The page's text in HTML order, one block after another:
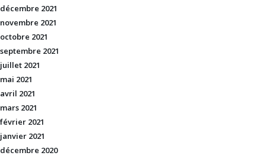
décembre 2021
novembre 2021
octobre 2021
septembre 2021
juillet 2021
mai 2021
avril 2021
mars 2021
février 2021
janvier 2021
décembre 2020